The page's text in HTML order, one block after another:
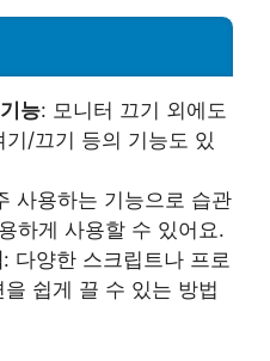
능: 모니터 끄기 외에도
/끄기 등의 기능도 있
사용하는 기능으로 습관
하게 사용할 수 있어요.
: 다양한 스크립트나 프로
쉽게 끌 수 있는 방법